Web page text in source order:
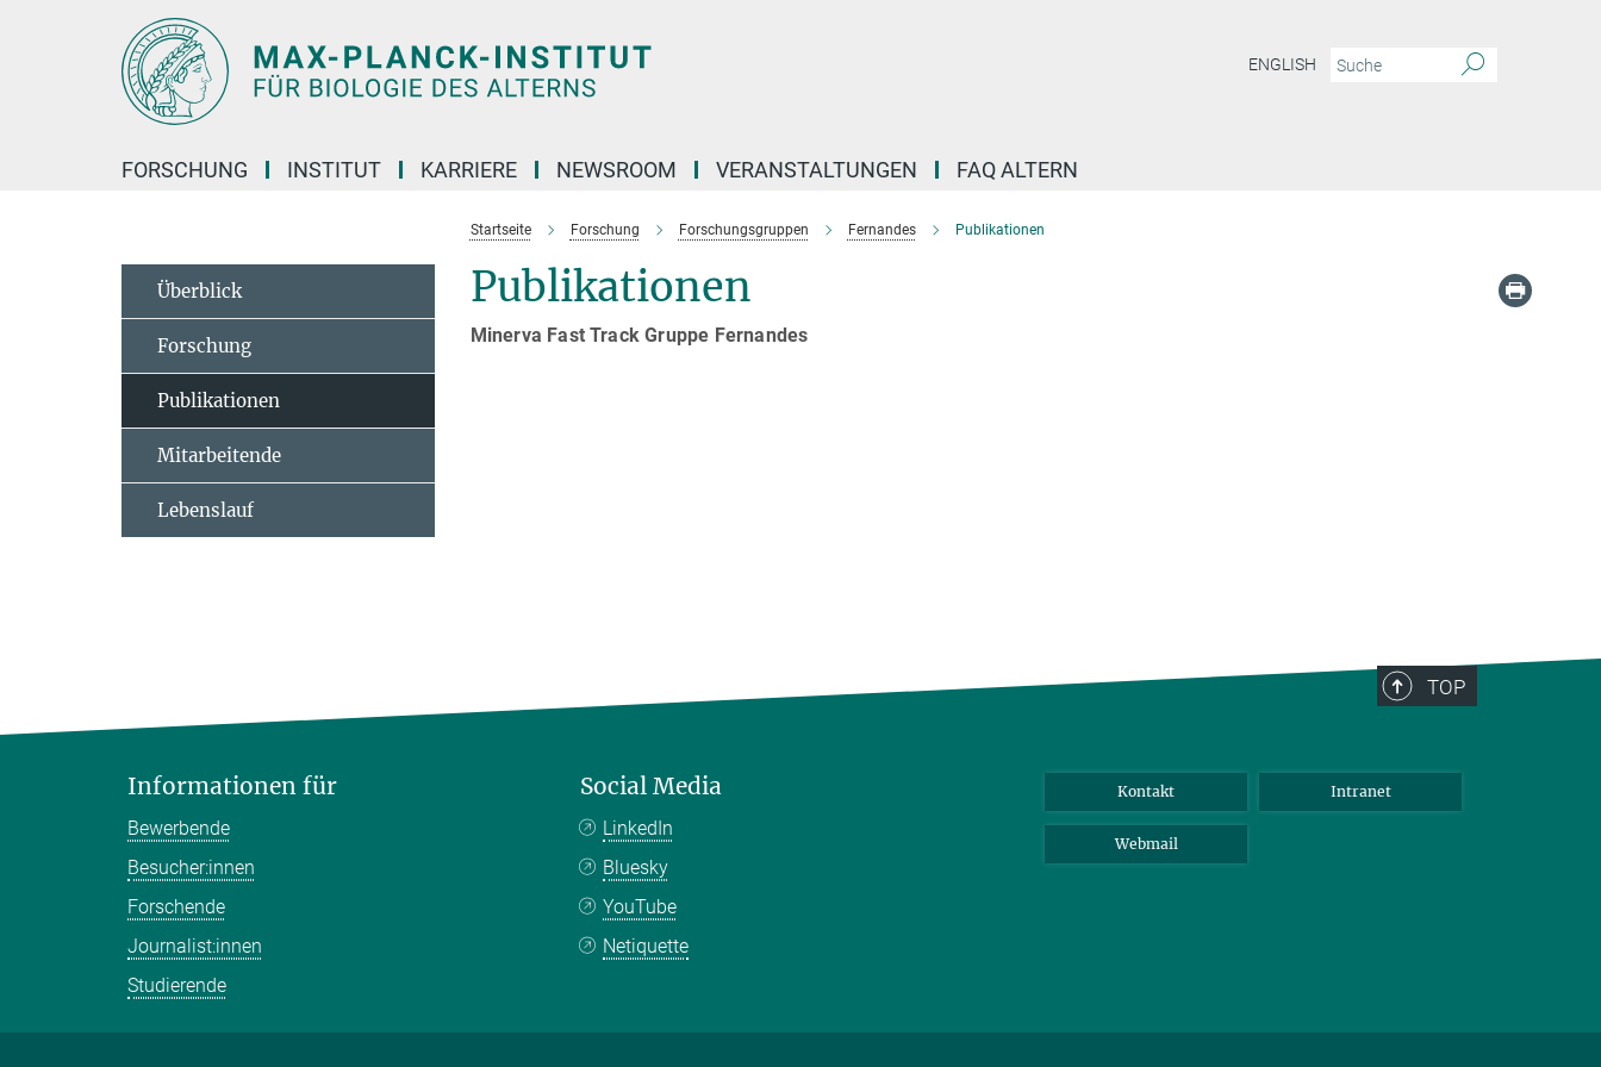
ENGLISH
FORSCHUNG INSTITUT KARRIERE NEWSROOM VERANSTALTUNGEN FAQ ALTERN
Startseite Forschung Forschungsgruppen Fernandes Publikationen
Publikationen
Minerva Fast Track Gruppe Fernandes
Überblick
Forschung
Publikationen
Mitarbeitende
Lebenslauf
TOP
Informationen für
Bewerbende
Besucher:innen
Forschende
Journalist:innen
Studierende
Social Media
LinkedIn
Bluesky
YouTube
Netiquette
Kontakt Intranet
Webmail